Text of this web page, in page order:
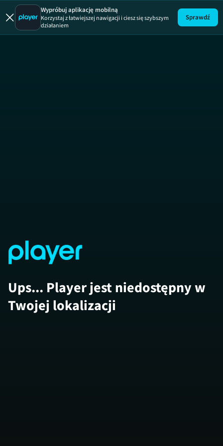
Wypróbuj aplikację mobilną
Korzystaj z łatwiejszej nawigacji i ciesz się szybszym
działaniem
Sprawdź
Ups... Player jest niedostępny w
Twojej lokalizacji